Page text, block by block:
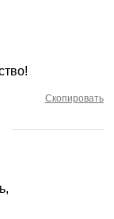
Скопировать